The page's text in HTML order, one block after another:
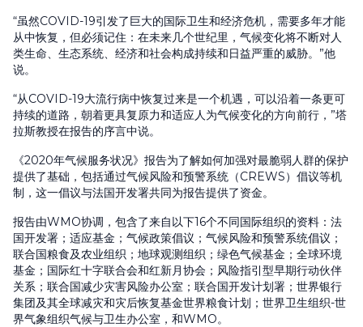
“虽然COVID-19引发了巨大的国际卫生和经济危机，需要多年才能
从中恢复，但必须记住：在未来几个世纪里，气候变化将不断对人
类生命、生态系统、经济和社会构成持续和日益严重的威胁。”他
说。
“从COVID-19大流行病中恢复过来是一个机遇，可以沿着一条更可
持续的道路，朝着更具复原力和适应人为气候变化的方向前行，”塔
拉斯教授在报告的序言中说。
《2020年气候服务状况》报告为了解如何加强对最脆弱人群的保护
提供了基础，包括通过气候风险和预警系统（CREWS）倡议等机
制，这一倡议与法国开发署共同为报告提供了资金。
报告由WMO协调，包含了来自以下16个不同国际组织的资料：法
国开发署；适应基金；气候政策倡议；气候风险和预警系统倡议；
联合国粮食及农业组织；地球观测组织；绿色气候基金；全球环境
基金；国际红十字联合会和红新月协会；风险指引型早期行动伙伴
关系；联合国减少灾害风险办公室；联合国开发计划署；世界银行
集团及其全球减灾和灾后恢复基金世界粮食计划；世界卫生组织-世
界气象组织气候与卫生办公室，和WMO。